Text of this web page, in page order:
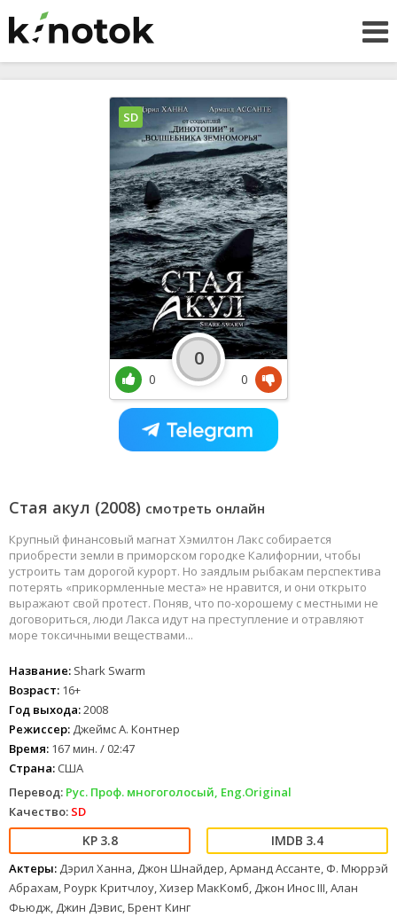
Стая акул (2008) смотреть онлайн
Крупный финансовый магнат Хэмилтон Лакс собирается
приобрести земли в приморском городке Калифорнии, чтобы
устроить там дорогой курорт. Но заядлым рыбакам перспектива
потерять «прикормленные места» не нравится, и они открыто
выражают свой протест. Поняв, что по-хорошему с местными не
договориться, люди Лакса идут на преступление и отравляют
море токсичными веществами...
Название: Shark Swarm
Возраст: 16+
Год выхода:2008
Режиссер: Джеймс А. Контнер
Время: 167 мин. / 02:47
Страна: США
Перевод: Рус. Проф. многоголосый, Eng.Original
Качество: SD
3.8 3.4
Актеры: Дэрил Ханна, Джон Шнайдер, Арманд Ассанте, Ф. Мюррэй
Абрахам, Роурк Критчлоу, Хизер МакКомб, Джон Инос III, Алан
Фьюдж, Джин Дэвис, Брент Кинг
SD
0
0
0